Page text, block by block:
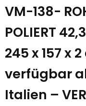
VM-138-
POLIERT
245 x 157 x
verfügbar
Italien –